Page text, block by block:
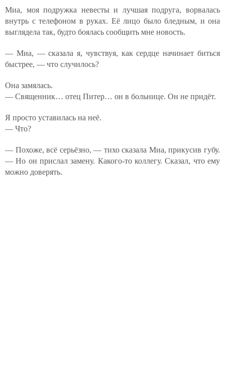
Миа, моя подружка невесты и лучшая подруга, ворвалась
внутрь с телефоном в руках. Её лицо было бледным, и она
выглядела так, будто боялась сообщить мне новость.
— Миа, — сказала я, чувствуя, как сердце начинает биться
быстрее, — что случилось?
Она замялась.
— Священник… отец Питер… он в больнице. Он не придёт.
Я просто уставилась на неё.
— Что?
— Похоже, всё серьёзно, — тихо сказала Миа, прикусив губу.
— Но он прислал замену. Какого-то коллегу. Сказал, что ему
можно доверять.